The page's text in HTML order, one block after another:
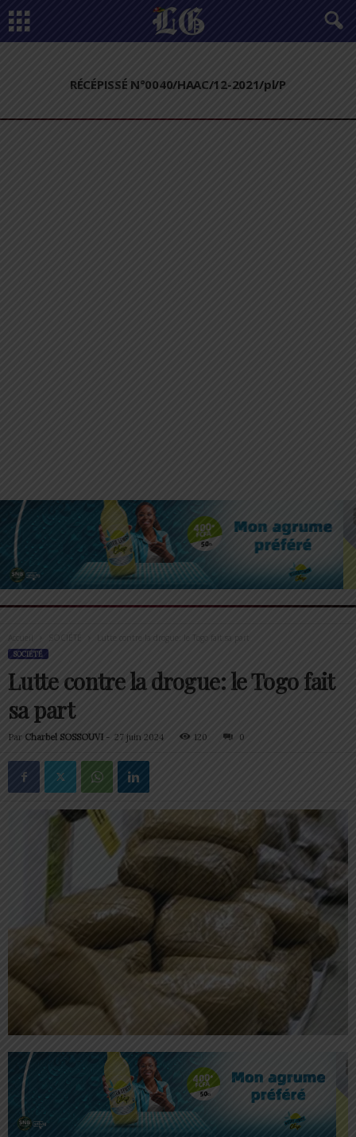
RÉCÉPISSÉ N°0040/HAAC/12-2021/pl/P
Accueil Lutte contre la drogue: le Togo fait sa part
SOCIÉTÉ
Lutte contre la drogue: le Togo fait
sa part
Par Charbel SOSSOUVI - 27 juin 2024 120 0